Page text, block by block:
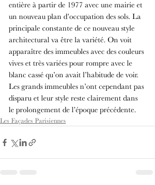
entière à partir de 1977 avec une mairie et
un nouveau plan d’occupation des sols. La
principale constante de ce nouveau style
architectural va être la variété. On voit
apparaître des immeubles avec des couleurs
vives et très variées pour rompre avec le
blanc cassé qu’on avait l’habitude de voir.
Les grands immeubles n’ont cependant pas
disparu et leur style reste clairement dans
le prolongement de l’époque précédente.
Les Façades Parisiennes